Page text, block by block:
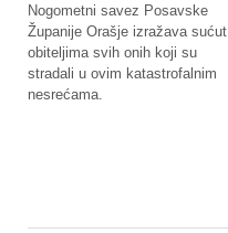
Nogometni savez Posavske
Županije Orašje izražava sućut
obiteljima svih onih koji su
stradali u ovim katastrofalnim
nesrećama.